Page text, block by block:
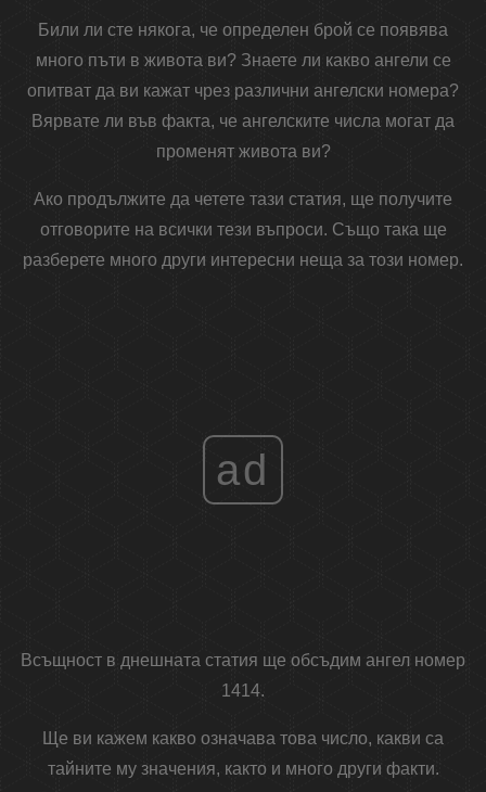
Били ли сте някога, че определен брой се появява
много пъти в живота ви? Знаете ли какво ангели се
опитват да ви кажат чрез различни ангелски номера?
Вярвате ли във факта, че ангелските числа могат да
променят живота ви?
Ако продължите да четете тази статия, ще получите
отговорите на всички тези въпроси. Също така ще
разберете много други интересни неща за този номер.
ad
Всъщност в днешната статия ще обсъдим ангел номер
1414.
Ще ви кажем какво означава това число, какви са
тайните му значения, както и много други факти.